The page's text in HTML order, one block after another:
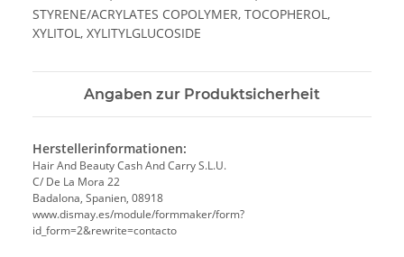
STYRENE/ACRYLATES COPOLYMER, TOCOPHEROL,
XYLITOL, XYLITYLGLUCOSIDE
Angaben zur Produktsicherheit
Herstellerinformationen:
Hair And Beauty Cash And Carry S.L.U.
C/ De La Mora 22
Badalona, Spanien, 08918
www.dismay.es/module/formmaker/form?
id_form=2&rewrite=contacto